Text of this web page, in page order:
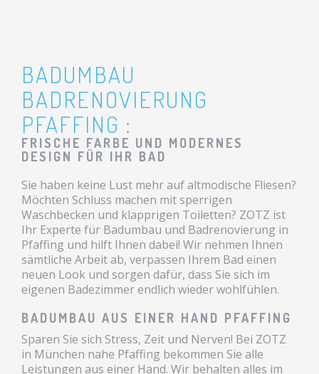
BADUMBAU
BADRENOVIERUNG
PFAFFING :
FRISCHE FARBE UND MODERNES
DESIGN FÜR IHR BAD
Sie haben keine Lust mehr auf altmodische Fliesen?
Möchten Schluss machen mit sperrigen
Waschbecken und klapprigen Toiletten? ZOTZ ist
Ihr Experte für Badumbau und Badrenovierung in
Pfaffing und hilft Ihnen dabei! Wir nehmen Ihnen
sämtliche Arbeit ab, verpassen Ihrem Bad einen
neuen Look und sorgen dafür, dass Sie sich im
eigenen Badezimmer endlich wieder wohlfühlen.
BADUMBAU AUS EINER HAND PFAFFING
Sparen Sie sich Stress, Zeit und Nerven! Bei ZOTZ
in München nahe Pfaffing bekommen Sie alle
Leistungen aus einer Hand. Wir behalten alles im